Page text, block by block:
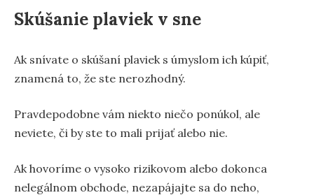
Skúšanie plaviek v sne
Ak snívate o skúšaní plaviek s úmyslom ich kúpiť,
znamená to, že ste nerozhodný.
Pravdepodobne vám niekto niečo ponúkol, ale
neviete, či by ste to mali prijať alebo nie.
Ak hovoríme o vysoko rizikovom alebo dokonca
nelegálnom obchode, nezapájajte sa do neho,